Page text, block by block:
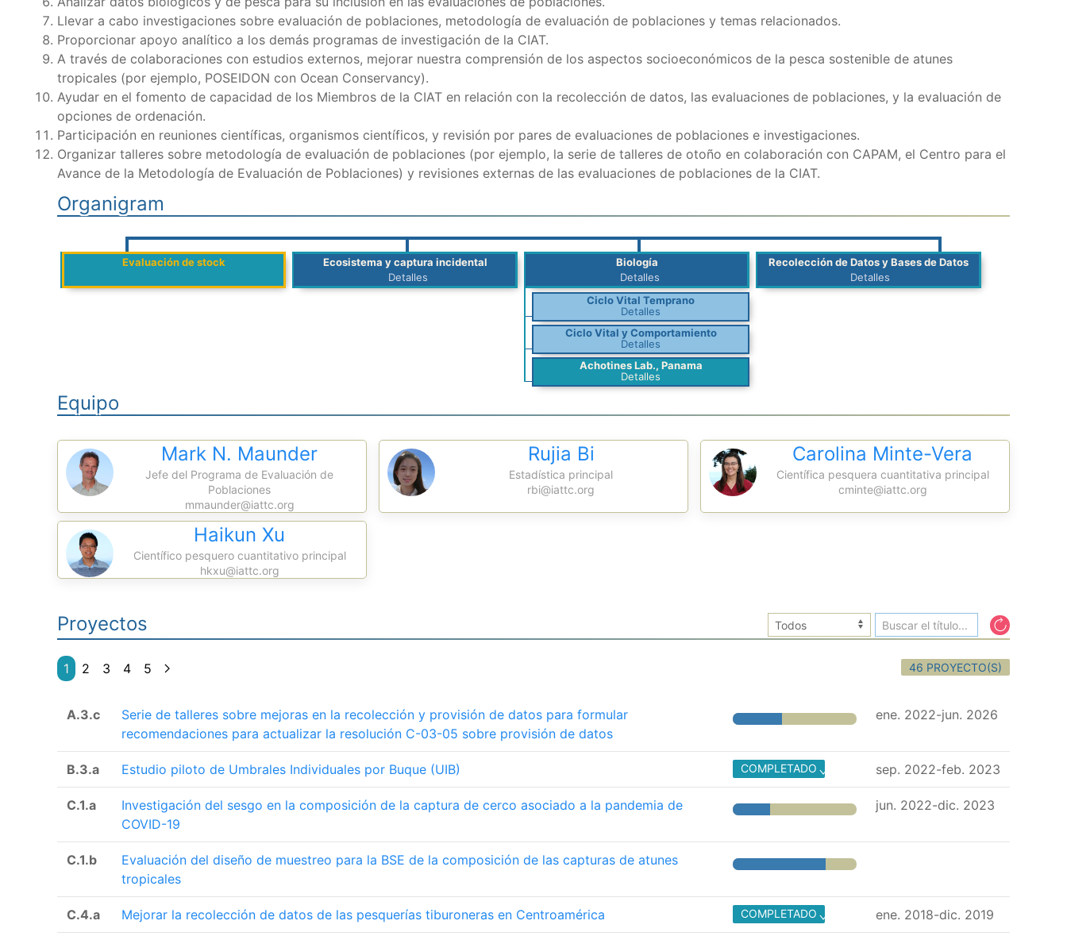
Llevar a cabo investigaciones sobre evaluación de poblaciones, metodología de evaluación de poblaciones y temas relacionados.
Proporcionar apoyo analítico a los demás programas de investigación de la CIAT.
A través de colaboraciones con estudios externos, mejorar nuestra comprensión de los aspectos socioeconómicos de la pesca sostenible de atunes
tropicales (por ejemplo, POSEIDON con Ocean Conservancy).
Ayudar en el fomento de capacidad de los Miembros de la CIAT en relación con la recolección de datos, las evaluaciones de poblaciones, y la evaluación de
opciones de ordenación.
Participación en reuniones científicas, organismos científicos, y revisión por pares de evaluaciones de poblaciones e investigaciones.
Organizar talleres sobre metodología de evaluación de poblaciones (por ejemplo, la serie de talleres de otoño en colaboración con CAPAM, el Centro para el
Avance de la Metodología de Evaluación de Poblaciones) y revisiones externas de las evaluaciones de poblaciones de la CIAT.
Organigram
Evaluación de stock
Ecosistema y captura incidental
Detalles
Biología
Detalles
Ciclo Vital Temprano
Detalles
Ciclo Vital y Comportamiento
Detalles
Achotines Lab., Panama
Detalles
Recolección de Datos y Bases de Datos
Detalles
Equipo
Mark N. Maunder
Jefe del Programa de Evaluación de
Poblaciones
mmaunder@iattc.org
Rujia Bi
Estadística principal
rbi@iattc.org
Carolina Minte-Vera
Científica pesquera cuantitativa principal
cminte@iattc.org
Haikun Xu
Científico pesquero cuantitativo principal
hkxu@iattc.org
Proyectos
1 2 3 4 5 46 PROYECTO(S)
A.3.c
Serie de talleres sobre mejoras en la recolección y provisión de datos para formular
recomendaciones para actualizar la resolución C-03-05 sobre provisión de datos
ene. 2022-jun. 2026
B.3.a Estudio piloto de Umbrales Individuales por Buque (UIB) COMPLETADO sep. 2022-feb. 2023
C.1.a
Investigación del sesgo en la composición de la captura de cerco asociado a la pandemia de
COVID-19
jun. 2022-dic. 2023
C.1.b
Evaluación del diseño de muestreo para la BSE de la composición de las capturas de atunes
tropicales
C.4.a Mejorar la recolección de datos de las pesquerías tiburoneras en Centroamérica COMPLETADO ene. 2018-dic. 2019